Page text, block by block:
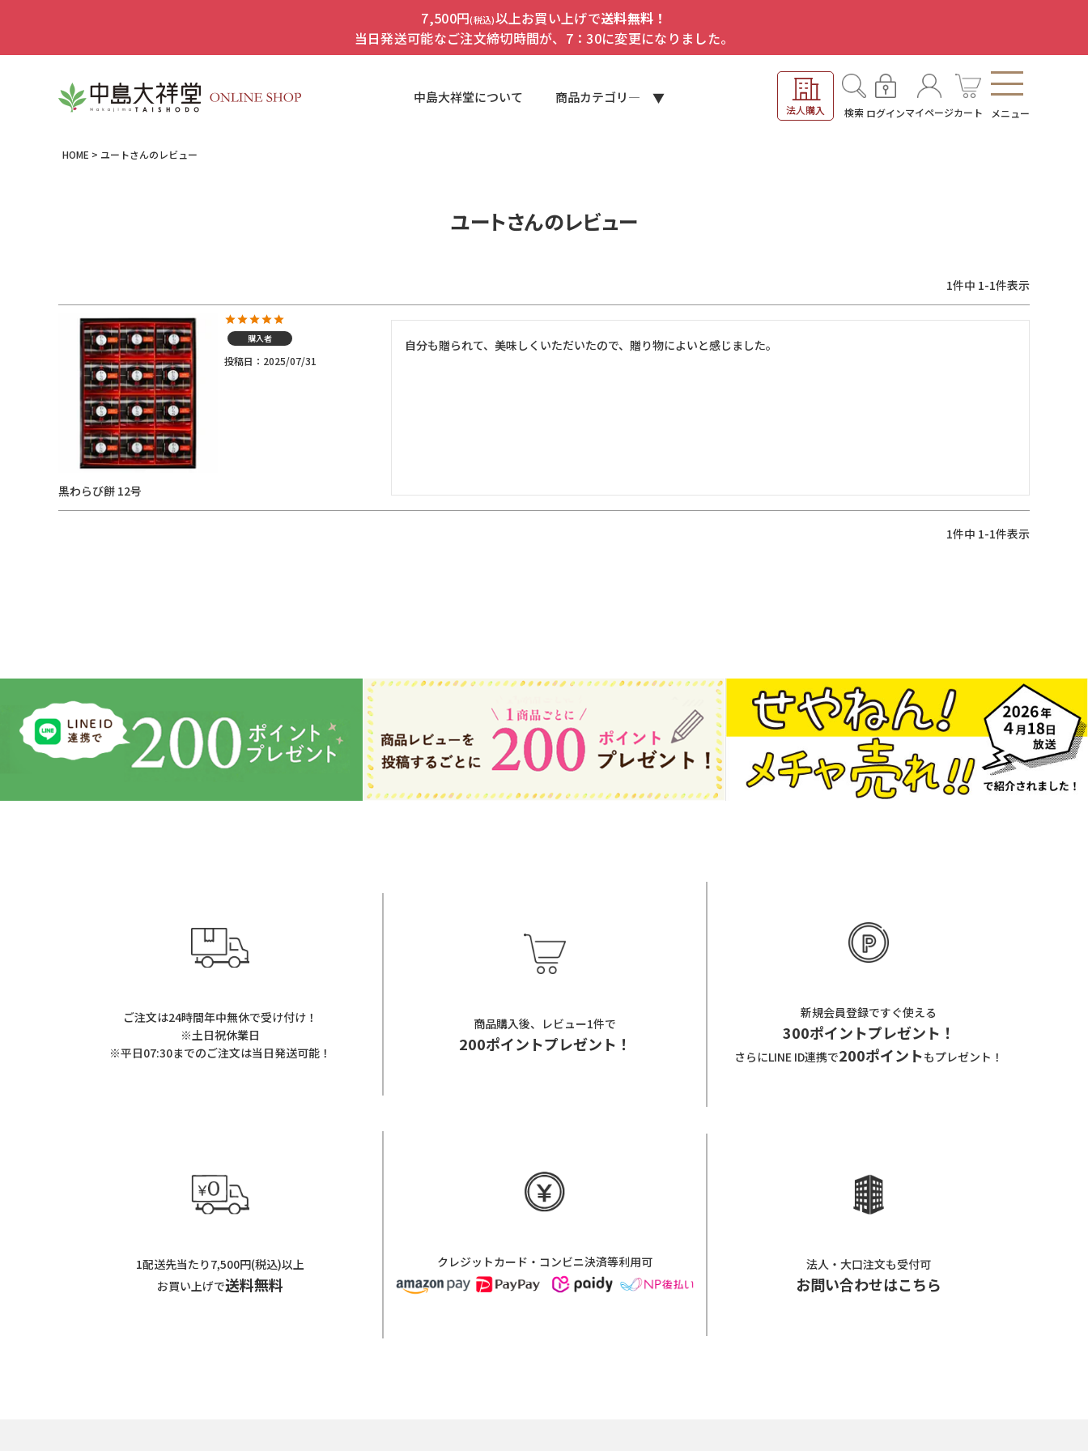
7,500円(税込)以上お買い上げで送料無料！
当日発送可能なご注文締切時間が、7：30に変更になりました。
中島大祥堂について 商品カテゴリ―
法人購入 検索 ログインマイページカート メニュー
HOME ユートさんのレビュー
ユートさんのレビュー
1件中 1-1件表示
黒わらび餅 12号
購入者
投稿日 2025/07/31
自分も贈られて、美味しくいただいたので、贈り物によいと感じました。
1件中 1-1件表示
ご注文は24時間年中無休で受け付け！
※土日祝休業日
※平日07:30までのご注文は当日発送可能！
商品購入後、レビュー1件で
200ポイントプレゼント！
新規会員登録ですぐ使える
300ポイントプレゼント！
さらにLINE ID連携で200ポイントもプレゼント！
1配送先当たり7,500円(税込)以上
お買い上げで送料無料
クレジットカード・コンビニ決済等利用可 法人・大口注文も受付可
お問い合わせはこちら